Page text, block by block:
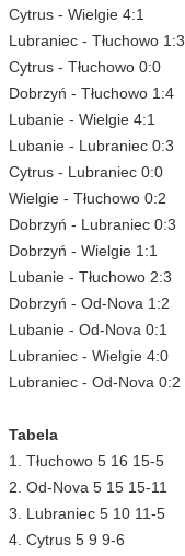
Cytrus - Wielgie 4:1
Lubraniec - Tłuchowo 1:3
Cytrus - Tłuchowo 0:0
Dobrzyń - Tłuchowo 1:4
Lubanie - Wielgie 4:1
Lubanie - Lubraniec 0:3
Cytrus - Lubraniec 0:0
Wielgie - Tłuchowo 0:2
Dobrzyń - Lubraniec 0:3
Dobrzyń - Wielgie 1:1
Lubanie - Tłuchowo 2:3
Dobrzyń - Od-Nova 1:2
Lubanie - Od-Nova 0:1
Lubraniec - Wielgie 4:0
Lubraniec - Od-Nova 0:2
Tabela
1. Tłuchowo 5 16 15-5
2. Od-Nova 5 15 15-11
3. Lubraniec 5 10 11-5
4. Cytrus 5 9 9-6